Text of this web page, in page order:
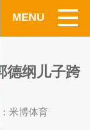
MENU
德纲儿子跨
米博体育